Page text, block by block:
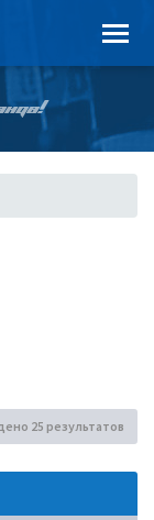
25 результатов